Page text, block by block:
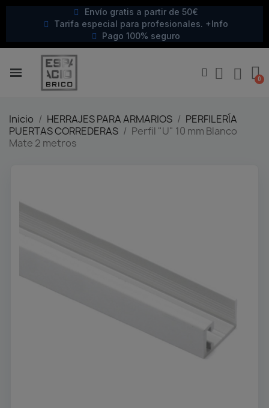
Envío gratis a partir de 50€
Tarifa especial para profesionales. +Info
Pago 100% seguro
Inicio HERRAJES PARA ARMARIOS
PERFILERÍA
PUERTAS CORREDERAS
Perfil "U" 10 mm Blanco
Mate 2 metros